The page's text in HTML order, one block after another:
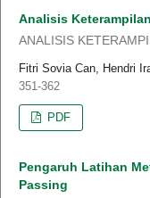
Analisis
ANALISIS
Fitri Sovia Can, Hendri
351-362
PDF
Pengaruh Latihan
Passing